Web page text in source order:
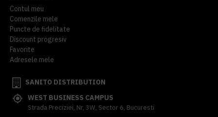
Contul meu
Comenzile mele
Puncte de fidelitate
Discount progresiv
Favorite
Adresele mele
SANITO DISTRIBUTION
WEST BUSINESS CAMPUS
Strada Preciziei, Nr, 3W, Sector 6, Bucuresti